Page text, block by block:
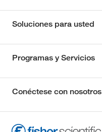
Soluciones para usted
Programas y Servicios
Conéctese con nosotros